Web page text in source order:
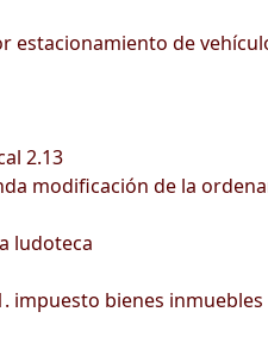
estacionamiento de
2.13
modificación de la
ludoteca
impuesto bienes inmuebles